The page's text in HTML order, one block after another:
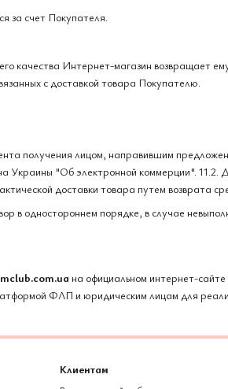
за счет Покупателя.
качества Интернет-магазин возвращает
с доставкой товара Покупателю.
получения лицом, направившим
Украины "Об электронной коммерции".
доставки товара путем возврата
в одностороннем порядке, в случае
на официальном интернет-сайте
ФЛП и юридическим лицам для
Клиентам